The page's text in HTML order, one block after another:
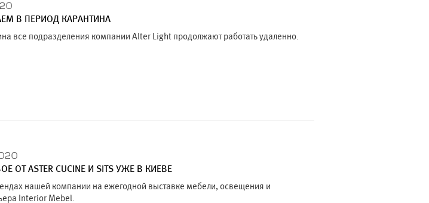
В ПЕРИОД КАРАНТИНА
все подразделения компании Alter Light продолжают работать удаленно.
ОТ ASTER CUCINE И SITS УЖЕ В КИЕВЕ
нашей компании на ежегодной выставке мебели, освещения и
Interior Mebel.